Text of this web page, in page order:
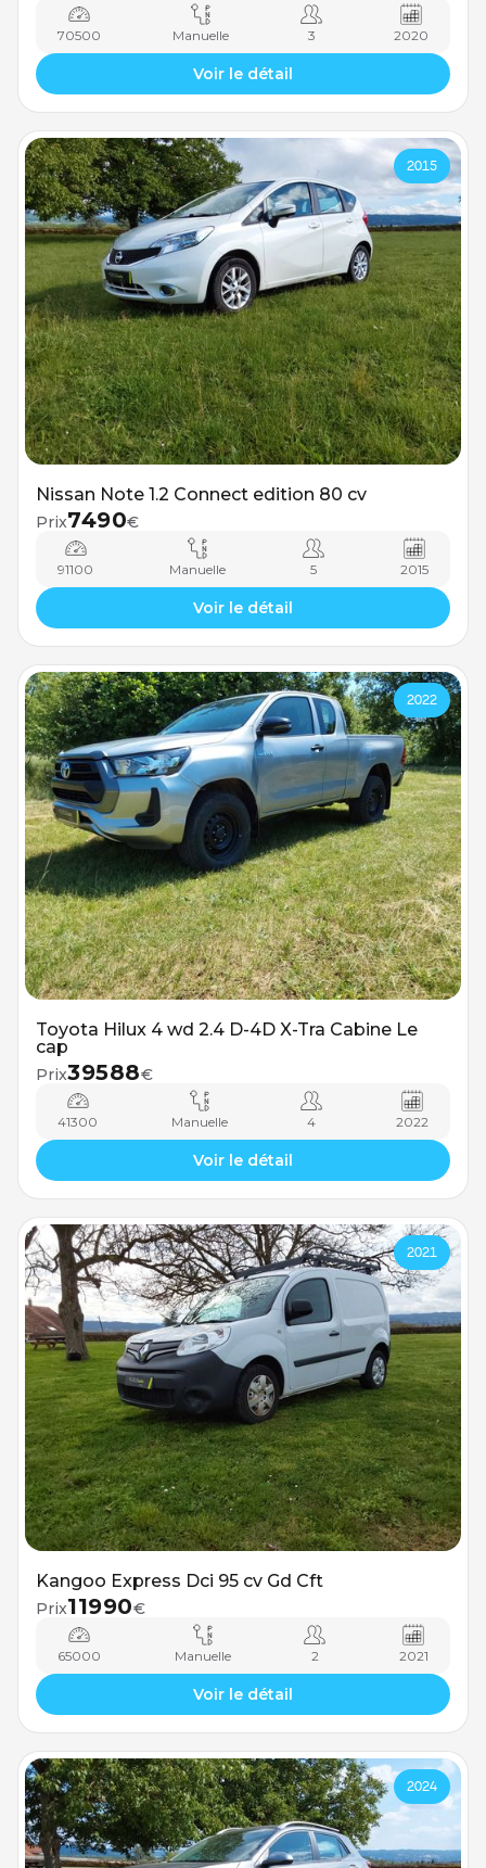
70500 Manuelle 3 2020
Voir le détail
2015
Nissan Note 1.2 Connect edition 80 cv
Prix7490€
91100 Manuelle 5 2015
Voir le détail
2022
Toyota Hilux 4 wd 2.4 D-4D X-Tra Cabine Le
cap
Prix39588€
41300 Manuelle 4 2022
Voir le détail
2021
Kangoo Express Dci 95 cv Gd Cft
Prix11990€
65000 Manuelle 2 2021
Voir le détail
2024